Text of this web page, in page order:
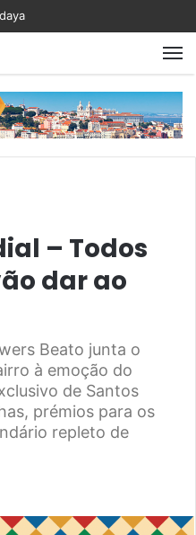
– Todos
dar ao
Beato junta o
à emoção do
de Santos
prémios para os
repleto de